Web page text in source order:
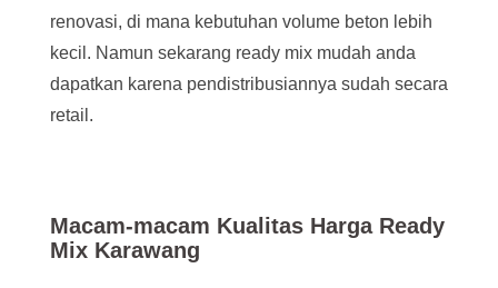
renovasi, di mana kebutuhan volume beton lebih
kecil. Namun sekarang ready mix mudah anda
dapatkan karena pendistribusiannya sudah secara
retail.
Macam-macam Kualitas Harga Ready
Mix Karawang